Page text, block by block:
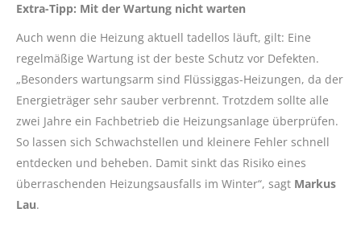
Extra-Tipp: Mit der Wartung nicht warten
Auch wenn die Heizung aktuell tadellos läuft, gilt: Eine
regelmäßige Wartung ist der beste Schutz vor Defekten.
„Besonders wartungsarm sind Flüssiggas-Heizungen, da der
Energieträger sehr sauber verbrennt. Trotzdem sollte alle
zwei Jahre ein Fachbetrieb die Heizungsanlage überprüfen.
So lassen sich Schwachstellen und kleinere Fehler schnell
entdecken und beheben. Damit sinkt das Risiko eines
überraschenden Heizungsausfalls im Winter“, sagt Markus
Lau.